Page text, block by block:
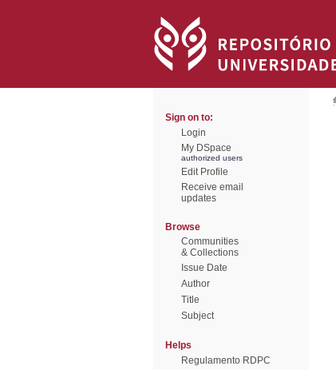
Sign on to:
Login
My DSpace
authorized users
Edit Profile
Receive email
updates
Browse
Communities
& Collections
Issue Date
Author
Title
Subject
Helps
Regulamento RDPC